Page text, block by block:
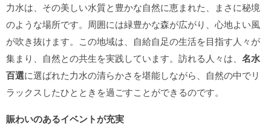
力水は、その美しい水質と豊かな自然に恵まれた、まさに秘境
のような場所です。周囲には緑豊かな森が広がり、心地よい風
が吹き抜けます。この地域は、自給自足の生活を目指す人々が
集まり、自然との共生を実践しています。訪れる人々は、 名水
百選に選ばれた力水の清らかさを堪能しながら、自然の中でリ
ラックスしたひとときを過ごすことができるのです。
賑わいのあるイベントが充実